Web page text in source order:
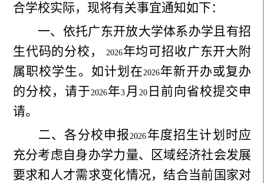
合学校实际，现将有关事宜通知如下：
一、依托广东开放大学体系办学且有招
生代码的分校，
2026年均可招收广东开大附
属职校学生。如计划在2026年新开办或复办
的分校，请于2026年3 月 20日前向省校提交申
请。
二、各分校申报2026 年度招生计划时应
充分考虑自身办学力量、区域经济社会发展
要求和人才需求变化情况，结合当前国家对